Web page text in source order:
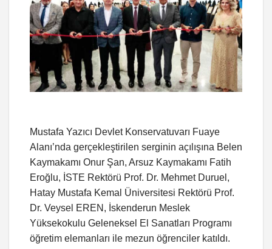
Mustafa Yazıcı Devlet Konservatuvarı Fuaye
Alanı’nda gerçekleştirilen serginin açılışına Belen
Kaymakamı Onur Şan, Arsuz Kaymakamı Fatih
Eroğlu, İSTE Rektörü Prof. Dr. Mehmet Duruel,
Hatay Mustafa Kemal Üniversitesi Rektörü Prof.
Dr. Veysel EREN, İskenderun Meslek
Yüksekokulu Geleneksel El Sanatları Programı
öğretim elemanları ile mezun öğrenciler katıldı.